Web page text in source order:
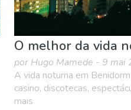
O melhor da vida
por Hugo Mamede - 9 mai
A vida noturna em
casino, discotecas,
mais